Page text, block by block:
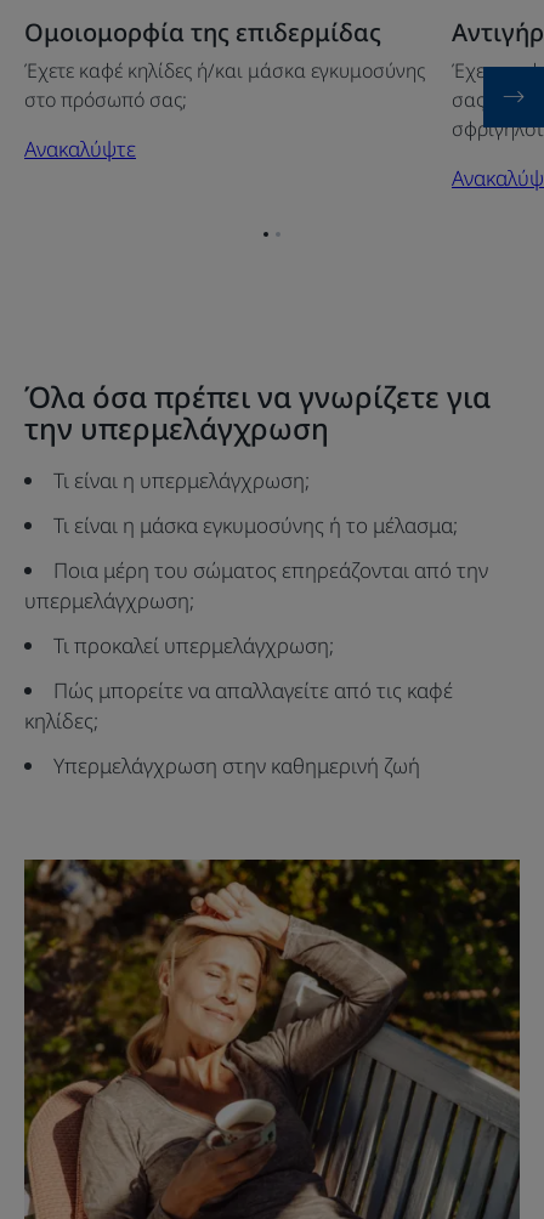
Ομοιομορφία
της
επιδερμίδας
Ομοιομορφία της επιδερμίδας
Έχετε καφέ κηλίδες ή/και μάσκα εγκυμοσύνης
στο πρόσωπό σας;
Ανακαλύψτε
Έχετε
σας; Το
GoGo
Όλα όσα πρέπει να γνωρίζετε για
την υπερμελάγχρωση
Τι είναι η υπερμελάγχρωση;
Τι είναι η μάσκα εγκυμοσύνης ή το μέλασμα;
Ποια μέρη του σώματος επηρεάζονται από την
υπερμελάγχρωση;
Τι προκαλεί υπερμελάγχρωση;
Πώς μπορείτε να απαλλαγείτε από τις καφέ
κηλίδες;
Υπερμελάγχρωση στην καθημερινή ζωή